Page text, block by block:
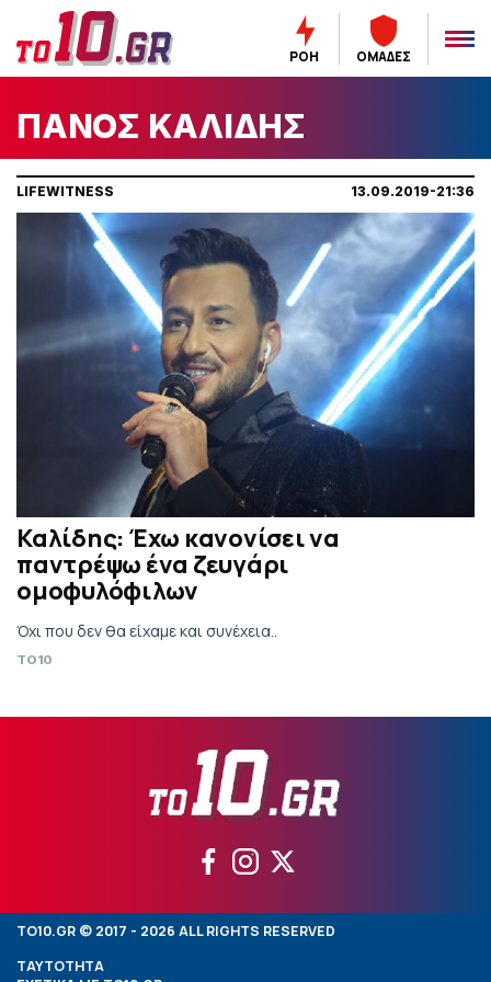
ΡΟΗ ΟΜΑΔΕΣ
ΠΑΝΟΣ ΚΑΛΙΔΗΣ
LIFEWITNESS 13.09.2019-21:36
Καλίδης: Έχω κανονίσει να
παντρέψω ένα ζευγάρι
ομοφυλόφιλων
Όχι που δεν θα είχαμε και συνέχεια..
TO10
TO10.GR © 2017 - 2026 ALL RIGHTS RESERVED
ΤΑΥΤΟΤΗΤΑ